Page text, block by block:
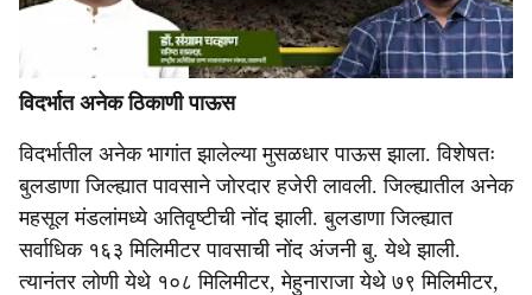
विदर्भात अनेक ठिकाणी पाऊस
विदर्भातील अनेक भागांत झालेल्या मुसळधार पाऊस झाला. विशेषतः
बुलडाणा जिल्ह्यात पावसाने जोरदार हजेरी लावली. जिल्ह्यातील अनेक
महसूल मंडलांमध्ये अतिवृष्टीची नोंद झाली. बुलडाणा जिल्ह्यात
सर्वाधिक १६३ मिलिमीटर पावसाची नोंद अंजनी बु. येथे झाली.
त्यानंतर लोणी येथे १०८ मिलिमीटर, मेहुनाराजा येथे ७९ मिलिमीटर,